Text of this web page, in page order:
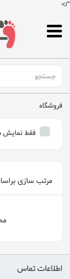
"/>
فروشگاه
فقط نمایش
مرتب سازی
اطلاعات تماس